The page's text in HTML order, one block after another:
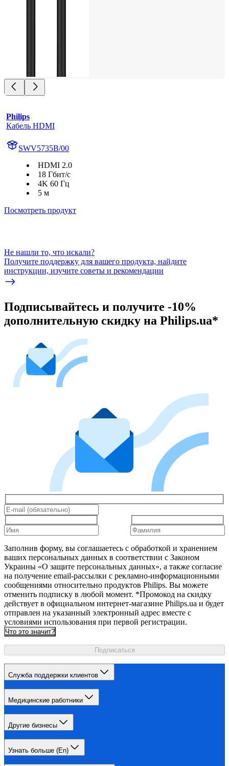
Philips
Кабель HDMI
SWV5735B/00
HDMI 2.0
18 Гбит/с
4K 60 Гц
5 м
Посмотреть продукт
Не нашли то, что искали?
Получите поддержку для вашего продукта, найдите
инструкции, изучите советы и рекомендации
Подписывайтесь и получите -10%
дополнительную скидку на Philips.ua*
Заполнив форму, вы соглашаетесь с обработкой и хранением
ваших персональных данных в соответствии с Законом
Украины «О защите персональных данных», а также согласие
на получение email-рассылки с рекламно-информационными
сообщениями относительно продуктов Philips. Вы можете
отменить подписку в любой момент. *Промокод на скидку
действует в официальном интернет-магазине Philips.ua и будет
отправлен на указанный электронный адрес вместе с
условиями использования при первой регистрации.
Что это значит?
Подписаться
Служба поддержки клиентов
Медицинские работники
Другие бизнесы
Узнать больше (En)